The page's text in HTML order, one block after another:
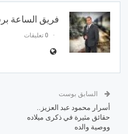
فريق الساعة
0 تعليقات
السابق بوست
أسرار محمود عبد العزيز..
حقائق مثيرة في ذكرى ميلاده
ووصية والده